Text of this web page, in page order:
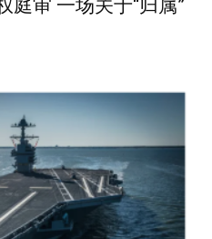
庭审 一场关于“归属”